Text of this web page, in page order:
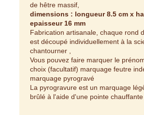
de hêtre massif,
dimensions : longueur 8.5 cm x
epaisseur 16 mm
Fabrication artisanale, chaque rond
est découpé individuellement à la
chantourner ,
Vous pouvez faire marquer le
choix (facultatif) marquage feutre
marquage pyrogravé
La pyrogravure est un marquage
brûlé à l'aide d'une pointe chauffante